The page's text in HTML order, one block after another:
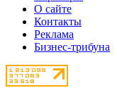
О сайте
Контакты
Реклама
Бизнес-трибуна